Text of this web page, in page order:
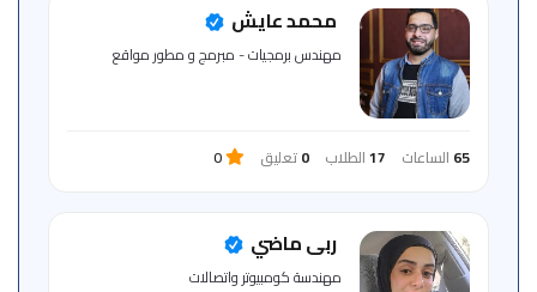
محمد عايش
مهندس برمجيات - مبرمج و مطور مواقع
65 الساعات 17الطلاب 0تعليق 0
ربى ماضي
مهندسة كومبيوتر واتصالات